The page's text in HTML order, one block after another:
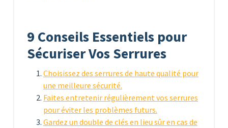
9 Conseils Essentiels pour
Sécuriser Vos Serrures
Choisissez des serrures de haute qualité pour
une meilleure sécurité.
Faites entretenir régulièrement vos serrures
pour éviter les problèmes futurs.
Gardez un double de clés en lieu sûr en cas de